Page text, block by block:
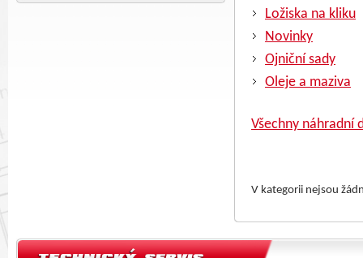
Ložiska na kliku
Novinky
Ojniční sady
Oleje a maziva
Všechny náhradní
V kategorii nejsou